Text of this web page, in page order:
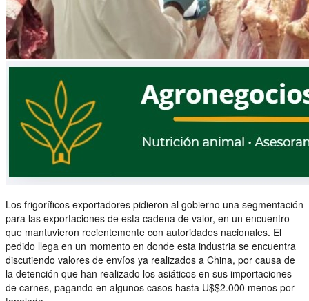
Los frigoríficos exportadores pidieron al gobierno una segmentación
para las exportaciones de esta cadena de valor, en un encuentro
que mantuvieron recientemente con autoridades nacionales. El
pedido llega en un momento en donde esta industria se encuentra
discutiendo valores de envíos ya realizados a China, por causa de
la detención que han realizado los asiáticos en sus importaciones
de carnes, pagando en algunos casos hasta U$$2.000 menos por